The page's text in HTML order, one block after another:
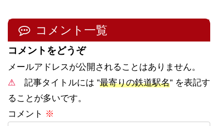
コメント一覧
コメントをどうぞ
メールアドレスが公開されることはありません。
⚠ 記事タイトルには ”最寄りの鉄道駅名” を表記す
ることが多いです。
コメント ※